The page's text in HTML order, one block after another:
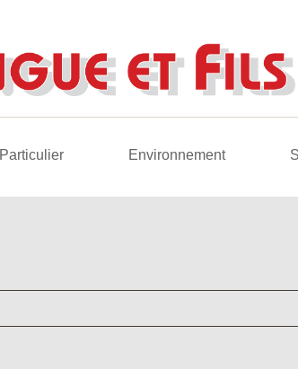
Particulier Environnement